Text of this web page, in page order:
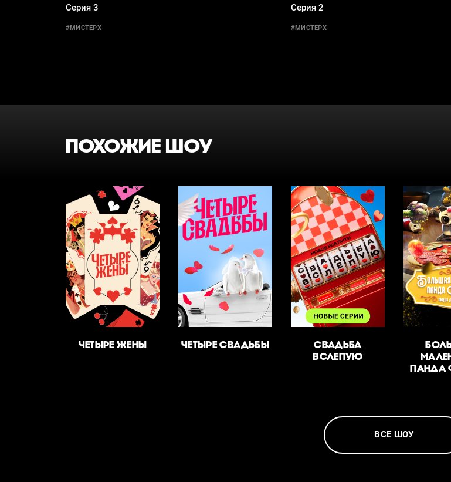
Серия 3
#МИСТЕРХ
Серия 2
#МИСТЕРX
ПОХОЖИЕ ШОУ
ЧЕТЫРЕ ЖЕНЫ ЧЕТЫРЕ СВАДЬБЫ
СВАДЬБА
ВСЛЕПУЮ
ПАНДА
ВСЕ ШОУ